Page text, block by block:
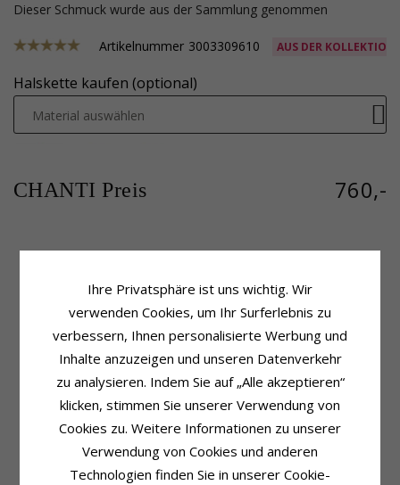
Dieser Schmuck wurde aus der Sammlung genommen
Artikelnummer 3003309610 AUS DER KOLLEKTION
Halskette kaufen (optional)
Material auswählen
CHANTI Preis 760,-
Weitere Wörter: Tropfenförmigen
Blauem
Anhänger:Diamantanhänger
14
Metall:Gold
Oberfläche:
Stückzahl:19
Schliff:Brillantschliff
Diamantfarbe: Wesselton
Diamantreinheit: SI
Karat:0,102
Schmuckstein
Stückzahl: 1
Farbe:Blauem
Schmuckstein:Saphir
Ihre Privatsphäre ist uns wichtig. Wir
verwenden Cookies, um Ihr Surferlebnis zu
verbessern, Ihnen personalisierte Werbung und
Inhalte anzuzeigen und unseren Datenverkehr
zu analysieren. Indem Sie auf „Alle akzeptieren“
klicken, stimmen Sie unserer Verwendung von
Cookies zu. Weitere Informationen zu unserer
Verwendung von Cookies und anderen
Technologien finden Sie in unserer Cookie-